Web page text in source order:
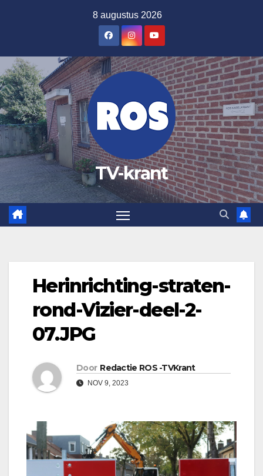
inhoud
8 augustus 2026
TV-krant
Herinrichting-straten-
rond-Vizier-deel-2-
07.JPG
Door Redactie ROS -TVKrant
NOV 9, 2023